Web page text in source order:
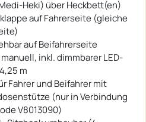
Heki) über Heckbett(en)
auf Fahrerseite (gleiche
auf Beifahrerseite
inkl. dimmbarer LED-
m
Fahrer und Beifahrer mit
(nur in Verbindung
V8013090)